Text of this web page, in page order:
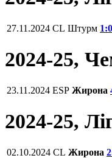
27.11.2024 CL Штурм 1:0
2024-25,
23.11.2024 ESP Жирона
2024-25,
02.10.2024 CL Жирона